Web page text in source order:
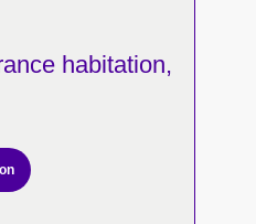
habitation,